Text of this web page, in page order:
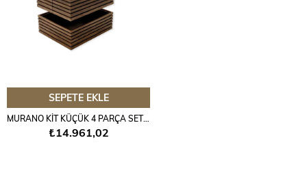
SEPETE EKLE
MURANO KİT KÜÇÜK 4 PARÇA SET 1.2
₺14.961,02